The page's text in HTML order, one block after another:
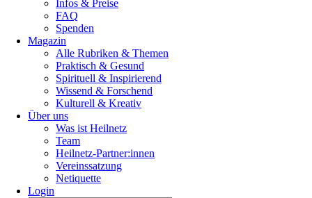
Infos & Preise
FAQ
Spenden
Magazin
Alle Rubriken & Themen
Praktisch & Gesund
Spirituell & Inspirierend
Wissend & Forschend
Kulturell & Kreativ
Über uns
Was ist Heilnetz
Team
Heilnetz-Partner:innen
Vereinssatzung
Netiquette
Login